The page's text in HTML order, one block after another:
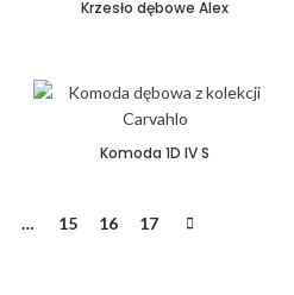
Krzesło dębowe Alex
Komoda 1D IV S
… 15 16 17